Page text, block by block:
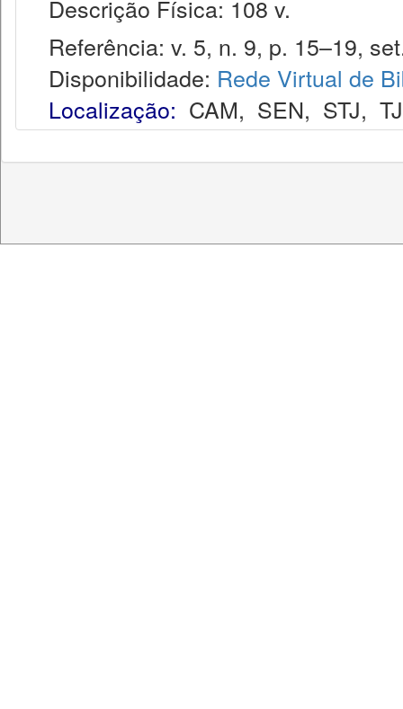
Descrição Física: 108 v.
Referência: v. 5, n. 9, p. 15–19,
Disponibilidade: Rede Virtual de
Localização: CAM, SEN, STJ,